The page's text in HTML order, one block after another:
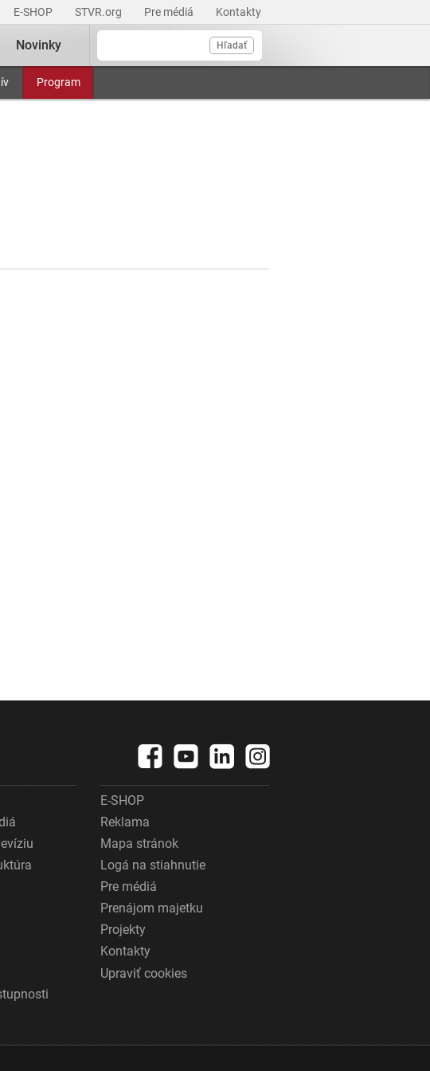
E-SHOP STVR.org Pre médiá Kontakty
Hľadať
Program
Novinky
E-SHOP
Reklama
Mapa stránok
Logá na stiahnutie
Pre médiá
Prenájom majetku
Projekty
Kontakty
Upraviť cookies